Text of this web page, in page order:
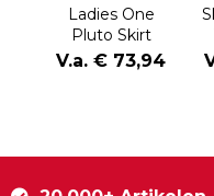
Ladies One
Pluto Skirt
V.a. € 73,94